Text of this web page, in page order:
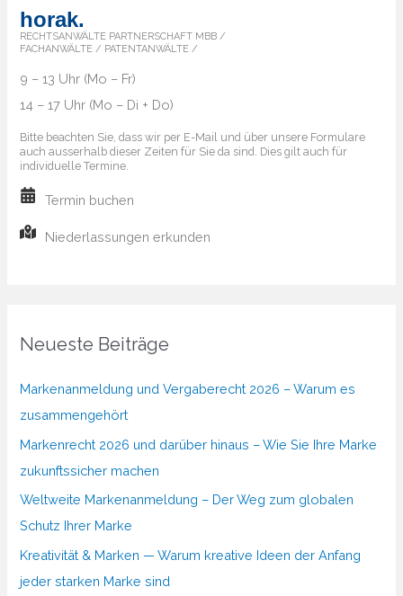
die
Markenländer
horak.
RECHTSANWÄLTE PARTNERSCHAFT MBB /
FACHANWÄLTE / PATENTANWÄLTE /
9 – 13 Uhr (Mo – Fr)
14 – 17 Uhr (Mo – Di + Do)
Bitte beachten Sie, dass wir per E-Mail und über unsere Formulare
auch ausserhalb dieser Zeiten für Sie da sind. Dies gilt auch für
individuelle Termine.
Termin buchen
Niederlassungen erkunden
Neueste Beiträge
Markenanmeldung und Vergaberecht 2026 – Warum es
zusammengehört
Markenrecht 2026 und darüber hinaus – Wie Sie Ihre Marke
zukunftssicher machen
Weltweite Markenanmeldung – Der Weg zum globalen
Schutz Ihrer Marke
Kreativität & Marken — Warum kreative Ideen der Anfang
jeder starken Marke sind